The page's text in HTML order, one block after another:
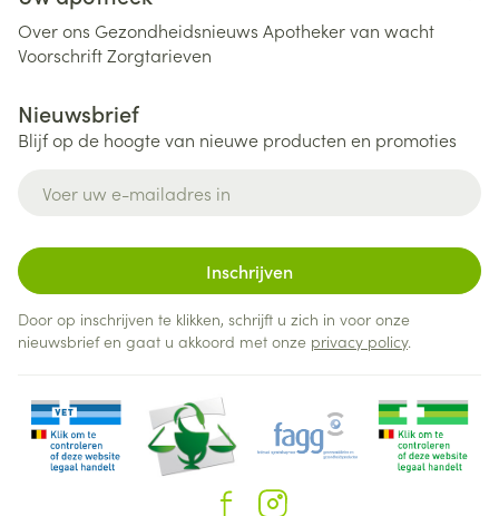
Over ons Gezondheidsnieuws Apotheker van wacht
VoorschriftZorgtarieven
Nieuwsbrief
Blijf op de hoogte van nieuwe producten en promoties
Inschrijven
Door op inschrijven te klikken, schrijft u zich in voor onze
nieuwsbrief en gaat u akkoord met onze privacy policy.